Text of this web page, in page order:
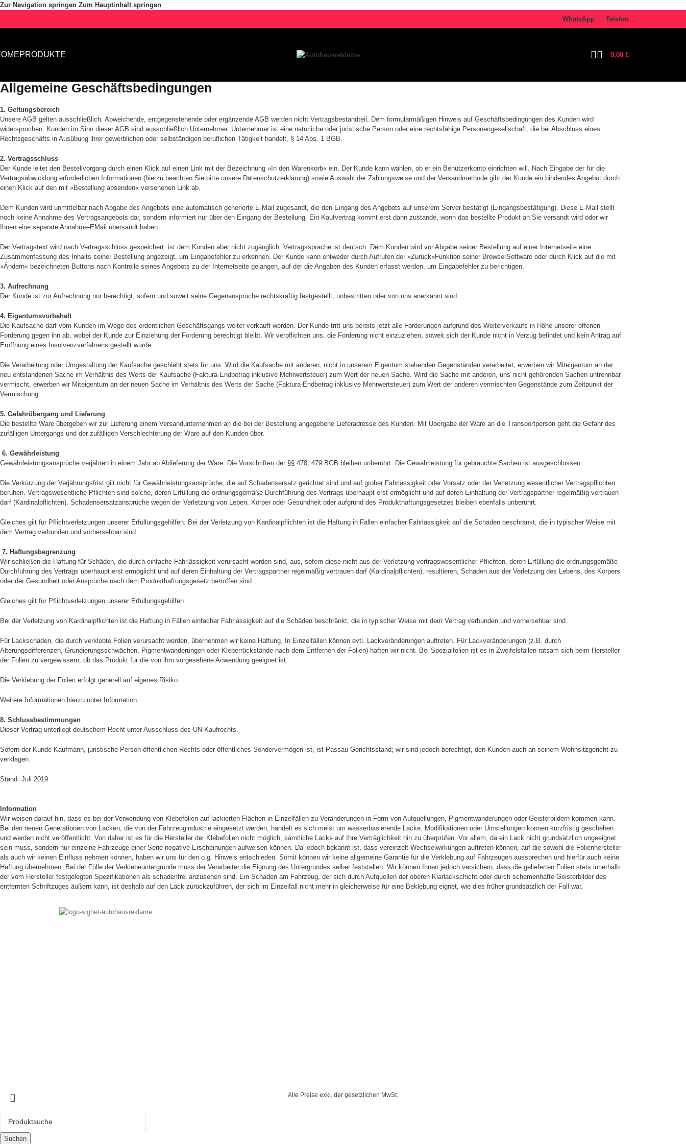
Zur Navigation springen Zum Hauptinhalt springen
WhatsApp
Telefon
PRODUKTE 0,00 €
Allgemeine Geschäftsbedingungen
1. Geltungsbereich
Unsere AGB gelten ausschließlich. Abwei­chende, entgegenstehende oder ergänzende AGB werden nicht Vertragsbestandteil. Dem formularmäßigen Hinweis auf Geschäftsbedin­gungen des Kunden wird
widersprochen. Kun­den im Sinn dieser AGB sind ausschließlich Unternehmer. Unternehmer ist eine natürliche oder juristische Person oder eine rechtsfähige Personengesellschaft, die bei Abschluss eines
Rechtsgeschäfts in Ausübung ihrer gewerbli­chen oder selbständigen beruflichen Tätigkeit handelt, § 14 Abs. 1 BGB.
2. Vertragsschluss
Der Kunde leitet den Bestellvorgang durch einen Klick auf einen Link mit der Bezeichnung »In den Warenkorb« ein. Der Kunde kann wählen, ob er ein Benutzer­konto einrichten will. Nach Eingabe der für die
Vertragsabwicklung erforderlichen Informatio­nen (hierzu beachten Sie bitte unsere Daten­schutzerklärung) sowie Auswahl der Zahlungs­weise und der Versandmethode gibt der Kunde ein bindendes Angebot durch
einen Klick auf den mit »Bestellung absenden« versehenen Link ab.
Dem Kunden wird unmittelbar nach Abgabe des Angebots eine automatisch generierte E-­Mail zugesandt, die den Eingang des Angebots auf unserem Server bestätigt (Eingangsbestäti­gung). Diese E-­Mail stellt
noch keine Annahme des Vertragsangebots dar, sondern informiert nur über den Eingang der Bestellung. Ein Kauf­vertrag kommt erst dann zustande, wenn das bestellte Produkt an Sie versandt wird oder wir
Ihnen eine separate Annahme­-E­Mail über­sandt haben.
Der Vertragstext wird nach Vertragsschluss gespeichert, ist dem Kunden aber nicht zu­gänglich. Vertragssprache ist deutsch. Dem Kunden wird vor Abgabe seiner Bestel­lung auf einer Internetseite eine
Zusammenfas­sung des Inhalts seiner Bestellung angezeigt, um Eingabefehler zu erkennen. Der Kunde kann entweder durch Aufrufen der »Zurück«­Funktion seiner Browser­Software oder durch Klick auf die mit
»Ändern« bezeichneten But­tons nach Kontrolle seines Angebots zu der Internetseite gelangen, auf der die Angaben des Kunden erfasst werden, um Eingabefehler zu berichtigen.
3. Aufrechnung
Der Kunde ist zur Aufrechnung nur berechtigt, sofern und soweit seine Gegenansprüche rechtskräftig festgestellt, unbestritten oder von uns anerkannt sind.
4. Eigentumsvorbehalt
Die Kaufsache darf vom Kunden im Wege des ordentlichen Geschäftsgangs weiter verkauft werden. Der Kunde tritt uns bereits jetzt alle Forderungen aufgrund des Weiterverkaufs in Höhe unserer offenen
Forderung gegen ihn ab, wobei der Kunde zur Einziehung der Forderung berechtigt bleibt. Wir verpflichten uns, die For­derung nicht einzuziehen, soweit sich der Kun­de nicht in Verzug befindet und kein Antrag auf
Eröffnung eines Insolvenzverfahrens gestellt wurde.
Die Verarbeitung oder Umgestaltung der Kauf­sache geschieht stets für uns. Wird die Kauf­sache mit anderen, nicht in unserem Eigentum stehenden Gegenständen verarbeitet, erwer­ben wir Miteigentum an der
neu entstandenen Sache im Verhältnis des Werts der Kaufsache (Faktura-­Endbetrag inklusive Mehrwertsteuer) zum Wert der neuen Sache. Wird die Sache mit anderen, uns nicht gehörenden Sachen un­trennbar
vermischt, erwerben wir Miteigentum an der neuen Sache im Verhältnis des Werts der Sache (Faktura-­Endbetrag inklusive Mehr­wertsteuer) zum Wert der anderen vermischten Gegenstände zum Zeitpunkt der
Vermischung.
5. Gefahrübergang und Lieferung
Die bestellte Ware übergeben wir zur Lieferung einem Versandunternehmen an die bei der Bestellung angegebene Lieferadresse des Kunden. Mit Übergabe der Ware an die Trans­portperson geht die Gefahr des
zufälligen Untergangs und der zufälligen Verschlechte­rung der Ware auf den Kunden über.
6. Gewährleistung
Gewährleistungsansprüche verjähren in einem Jahr ab Ablieferung der Ware. Die Vorschriften der §§ 478, 479 BGB bleiben unberührt. Die Gewährleistung für gebrauchte Sachen ist ausgeschlossen.
Die Verkürzung der Verjährungsfrist gilt nicht für Gewährleistungsansprüche, die auf Scha­densersatz gerichtet sind und auf grober Fahr­lässigkeit oder Vorsatz oder der Verletzung wesentlicher Vertragspflichten
beruhen. Ver­tragswesentliche Pflichten sind solche, deren Erfüllung die ordnungsgemäße Durchführung des Vertrags überhaupt erst ermöglicht und auf deren Einhaltung der Vertragspartner regelmä­ßig vertrauen
darf (Kardinalpflichten). Scha­densersatzansprüche wegen der Verletzung von Leben, Körper oder Gesundheit oder auf­grund des Produkthaftungsgesetzes bleiben ebenfalls unberührt.
Gleiches gilt für Pflichtverletzungen unserer Erfüllungsgehilfen. Bei der Verletzung von Kardinalpflichten ist die Haftung in Fällen einfacher Fahrlässigkeit auf die Schäden beschränkt, die in typischer Wei­se mit
dem Vertrag verbunden und vorherseh­bar sind.
7. Haftungsbegrenzung
Wir schließen die Haftung für Schäden, die durch einfache Fahrlässigkeit verursacht wor­den sind, aus, sofern diese nicht aus der Ver­letzung vertragswesentlicher Pflichten, deren Erfüllung die ordnungsgemäße
Durchführung des Vertrags überhaupt erst ermöglicht und auf deren Einhaltung der Vertragspartner regelmä­ßig vertrauen darf (Kardinalpflichten), resultie­ren, Schäden aus der Verletzung des Lebens, des Körpers
oder der Gesundheit oder An­sprüche nach dem Produkthaftungsgesetz betroffen sind.
Gleiches gilt für Pflichtverletzungen unserer Erfüllungsgehilfen.
Bei der Verletzung von Kardinalpflichten ist die Haftung in Fällen einfacher Fahrlässigkeit auf die Schäden beschränkt, die in typischer Wei­se mit dem Vertrag verbunden und vorherseh­bar sind.
Für Lackschäden, die durch verklebte Folien verursacht werden, übernehmen wir keine Haftung. In Einzelfällen können evtl. Lackveränderungen auftreten. Für Lackveränderungen (z.B. durch
Alterungsdifferenzen, Grundierungsschwächen, Pigmentwanderungen oder Kleberrückstände nach dem Entfernen der Folien) haften wir nicht. Bei Spezialfolien ist es in Zweifelsfällen ratsam sich beim Hersteller
der Folien zu vergewissern, ob das Produkt für die von ihm vorgesehene Anwendung geeignet ist.
Die Verklebung der Folien erfolgt generell auf eigenes Risiko.
Weitere Informationen hierzu unter Information.
8. Schlussbestimmungen
Dieser Vertrag unterliegt deutschem Recht unter Ausschluss des UN­-Kaufrechts.
Sofern der Kunde Kaufmann, juristische Per­son öffentlichen Rechts oder öffentliches Son­dervermögen ist, ist Passau Gerichtsstand; wir sind jedoch berechtigt, den Kunden auch an seinem Wohnsitzgericht zu
verklagen.
Stand: Juli 2019
Information
Wir weisen darauf hin, dass es bei der Verwendung von Klebefolien auf lackierten Flächen in Einzelfällen zu Veränderungen in Form von Aufquellungen, Pigmentwanderungen oder Geisterbildern kommen kann.
Bei den neuen Generationen von Lacken, die von der Fahrzeugindustrie eingesetzt werden, handelt es sich meist um wasserbasierende Lacke. Modifikationen oder Umstellungen können kurzfristig geschehen
und werden nicht veröffentlicht. Von daher ist es für die Hersteller der Klebefolien nicht möglich, sämtliche Lacke auf Ihre Verträglichkeit hin zu überprüfen. Vor allem, da ein Lack nicht grundsätzlich ungeeignet
sein muss, sondern nur einzelne Fahrzeuge einer Serie negative Erscheinungen aufweisen können. Da jedoch bekannt ist, dass vereinzelt Wechselwirkungen auftreten können, auf die sowohl die Folienhersteller
als auch wir keinen Einfluss nehmen können, haben wir uns für den o.g. Hinweis entschieden. Somit können wir keine allgemeine Garantie für die Verklebung auf Fahrzeugen aussprechen und hierfür auch keine
Haftung übernehmen. Bei der Fülle der Verklebeuntergründe muss der Verarbeiter die Eignung des Untergrundes selber feststellen. Wir können Ihnen jedoch versichern, dass die gelieferten Folien stets innerhalb
der vom Hersteller festgelegten Spezifikationen als schadenfrei anzusehen sind. Ein Schaden am Fahrzeug, der sich durch Aufquellen der oberen Klarlackschicht oder durch schemenhafte Geisterbilder des
entfernten Schriftzuges äußern kann, ist deshalb auf den Lack zurückzuführen, der sich im Einzelfall nicht mehr in gleicherweise für eine Beklebung eignet, wie dies früher grundsätzlich der Fall war.
Suchen
Alle Preise exkl. der gesetzlichen MwSt.